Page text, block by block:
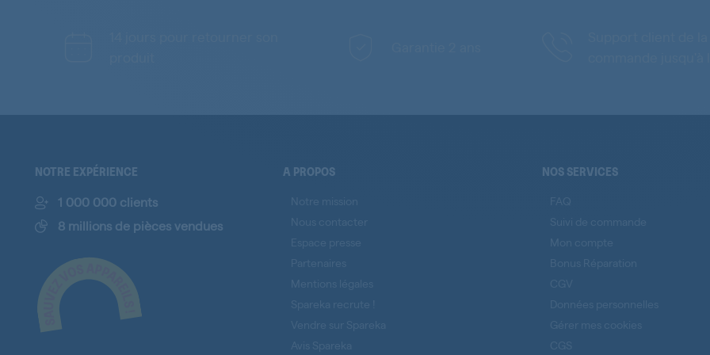
NOTRE EXPÉRIENCE
1 000 000 clients
8 millions de pièces vendues
A PROPOS NOS SERVICES